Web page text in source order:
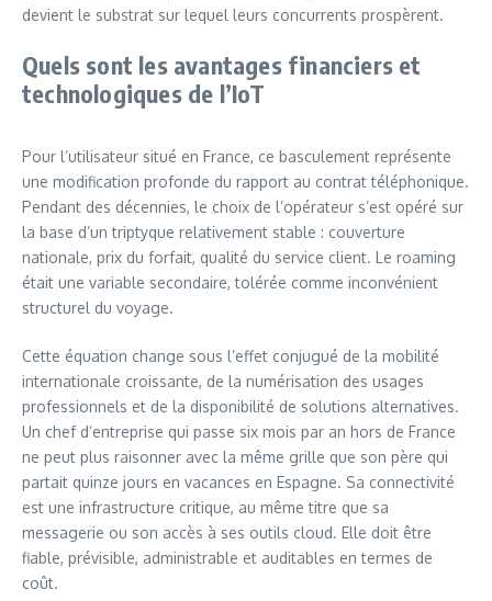
devient le substrat sur lequel leurs concurrents prospèrent.
Quels sont les avantages financiers et
technologiques de l’IoT
Pour l’utilisateur situé en France, ce basculement représente
une modification profonde du rapport au contrat téléphonique.
Pendant des décennies, le choix de l’opérateur s’est opéré sur
la base d’un triptyque relativement stable : couverture
nationale, prix du forfait, qualité du service client. Le roaming
était une variable secondaire, tolérée comme inconvénient
structurel du voyage.
Cette équation change sous l’effet conjugué de la mobilité
internationale croissante, de la numérisation des usages
professionnels et de la disponibilité de solutions alternatives.
Un chef d’entreprise qui passe six mois par an hors de France
ne peut plus raisonner avec la même grille que son père qui
partait quinze jours en vacances en Espagne. Sa connectivité
est une infrastructure critique, au même titre que sa
messagerie ou son accès à ses outils cloud. Elle doit être
fiable, prévisible, administrable et auditables en termes de
coût.